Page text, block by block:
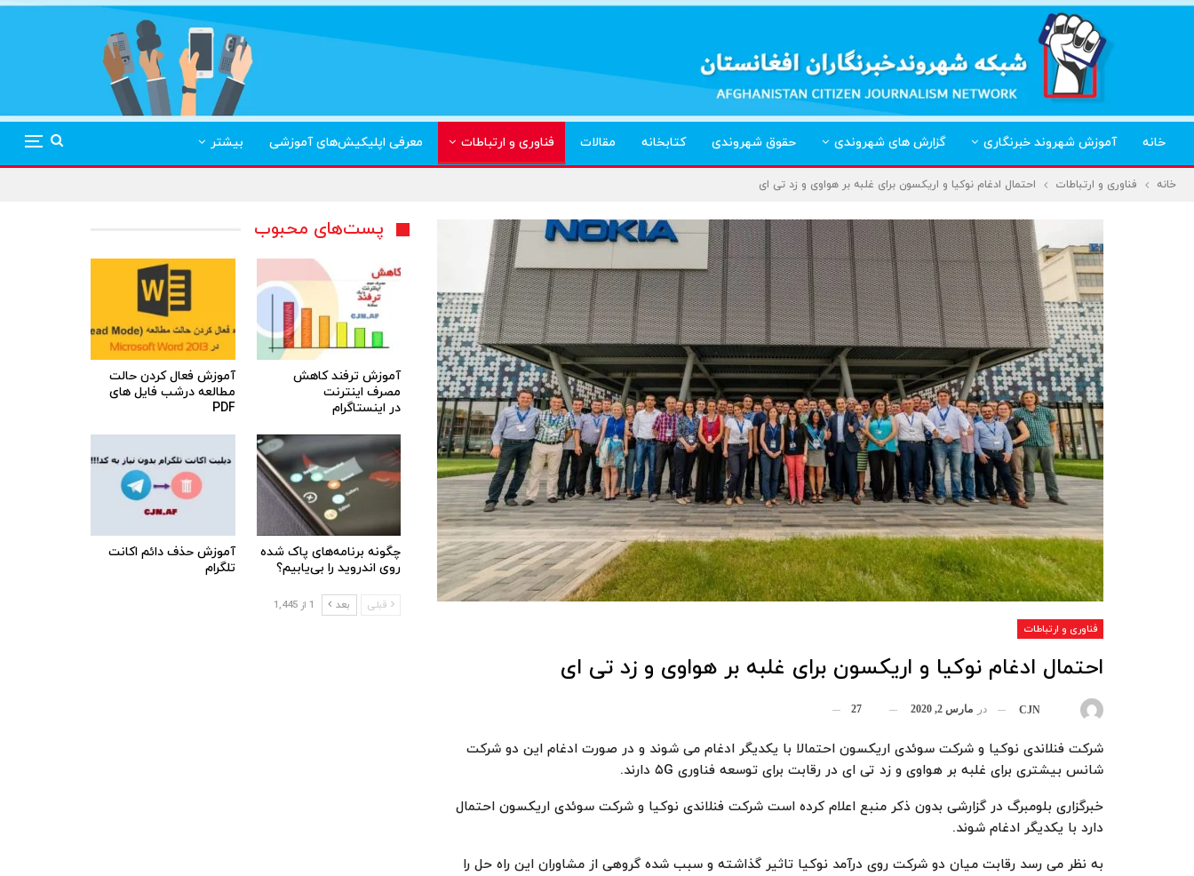
خانه آموزش شهروند خبرنگاری گزارش های شهروندی حقوق شهروندی کتابخانه مقالات فناوری و ارتباطات معرفی اپلیکیش‌های آموزشی بیشتر
خانه فناوری و ارتباطات احتمال ادغام نوکیا و اریکسون برای غلبه بر هواوی و زد تی ای
فناوری و ارتباطات
احتمال ادغام نوکیا و اریکسون برای غلبه بر هواوی و زد تی ای
CJN در مارس 2, 2020 27
شرکت فنلاندی نوکیا و شرکت سوئدی اریکسون احتمالا با یکدیگر ادغام می شوند و در صورت ادغام این دو شرکت
شانس بیشتری برای غلبه بر هواوی و زد تی ای در رقابت برای توسعه فناوری ۵G دارند.
خبرگزاری بلومبرگ در گزارشی بدون ذکر منبع اعلام کرده است شرکت فنلاندی نوکیا و شرکت سوئدی اریکسون احتمال
دارد با یکدیگر ادغام شوند.
به نظر می رسد رقابت میان دو شرکت روی درآمد نوکیا تاثیر گذاشته و سبب شده گروهی از مشاوران این راه حل را
پست‌های محبوب
آموزش ترفند کاهش
مصرف اینترنت
در اینستاگرام
آموزش فعال کردن حالت
مطالعه درشب فایل های
PDF
چگونه برنامه‌های پاک شده
روی اندروید را بی‌یابیم؟
آموزش حذف دائم اکانت
تلگرام
قبلی بعد 1 از 1,445